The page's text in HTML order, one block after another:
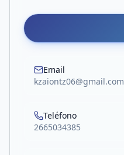
Email
kzaiontz06@gmail.com
Teléfono
2665034385